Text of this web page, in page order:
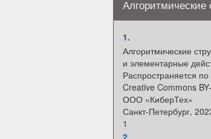
1.
Алгоритмические
и элементарные
Распространяется
Creative Commons
ООО «КиберТех»
Санкт-Петербург,
1
2.